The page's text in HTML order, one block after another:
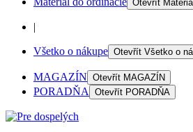
Otevřít
|
Všetko o nákupe Otevřít Všetko o
MAGAZÍN Otevřít MAGAZÍN
PORADŇA Otevřít PORADŇA